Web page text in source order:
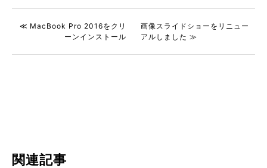
≪ MacBook Pro 2016をクリ
ーンインストール
画像スライドショーをリニュー
アルしました ≫
関連記事